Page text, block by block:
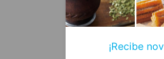
¡Recibe